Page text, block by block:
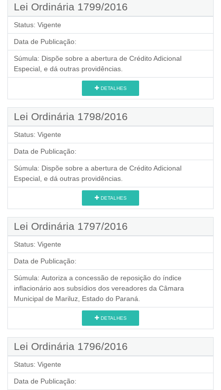
Lei Ordinária 1799/2016
Status: Vigente
Data de Publicação:
Súmula: Dispõe sobre a abertura de Crédito Adicional
Especial, e dá outras providências.
DETALHES
Lei Ordinária 1798/2016
Status: Vigente
Data de Publicação:
Súmula: Dispõe sobre a abertura de Crédito Adicional
Especial, e dá outras providências.
DETALHES
Lei Ordinária 1797/2016
Status: Vigente
Data de Publicação:
Súmula: Autoriza a concessão de reposição do índice
inflacionário aos subsídios dos vereadores da Câmara
Municipal de Mariluz, Estado do Paraná.
DETALHES
Lei Ordinária 1796/2016
Status: Vigente
Data de Publicação: